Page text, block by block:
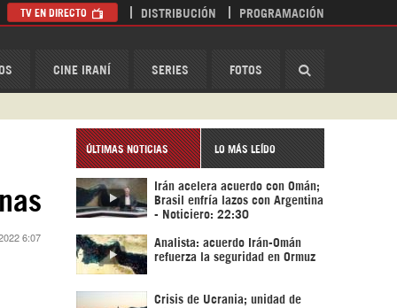
CINE IRANÍ SERIES FOTOS
TV EN DIRECTO DISTRIBUCIÓN PROGRAMACIÓN
6:07
ÚLTIMAS NOTICIAS LO MÁS LEÍDO
Irán acelera acuerdo con Omán;
Brasil enfría lazos con Argentina
- Noticiero: 22:30
Analista: acuerdo Irán-Omán
refuerza la seguridad en Ormuz
Crisis de Ucrania; unidad de